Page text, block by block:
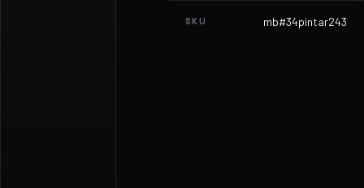
SKU mb#34pintar243